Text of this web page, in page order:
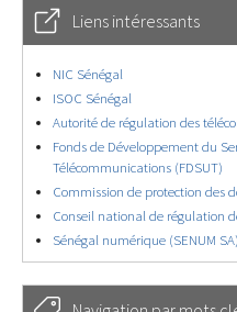
Liens intéressants
NIC Sénégal
ISOC Sénégal
Autorité de régulation des
Fonds de Développement du
Télécommunications (FDSUT)
Commission de protection des
Conseil national de régulation
Sénégal numérique (SENUM SA)